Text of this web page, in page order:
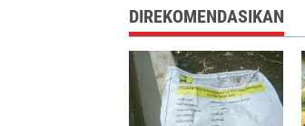
DIREKOMENDASIKAN